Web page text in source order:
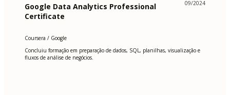
Google Data Analytics Professional
Certificate
09/2024
Coursera / Google
Concluiu formação em preparação de dados, SQL, planilhas, visualização e
fluxos de análise de negócios.